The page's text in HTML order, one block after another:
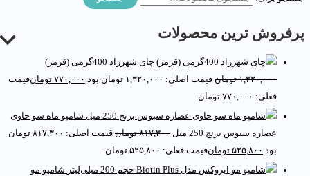
ترین محصولات
چای شهرزاد 400گرمی (قرمز)
۱,۳۲۰,۰۰۰ تومان قیمت اصلی: ۱,۳۲۰,۰۰۰ تومان بود. ۷۷۰,۰۰۰ تومانقیمت
فعلی: ۷۷۰,۰۰۰ تومان.
شامپو ماه سو حاوی
عصاره سبوس برنج 250 میل
۸۱۷,۳۰۰ تومان
قیمت اصلی: ۸۱۷,۳۰۰ تومان
بود.۵۲۵,۸۰۰ تومانقیمت فعلی: ۵۲۵,۸۰۰ تومان.
شامپو مو